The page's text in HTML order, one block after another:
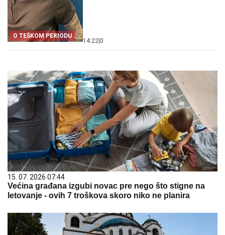
O TEŠKOM PERIODU
14:22 0
15. 07. 2026 07:44
Većina građana izgubi novac pre nego što stigne na
letovanje - ovih 7 troškova skoro niko ne planira